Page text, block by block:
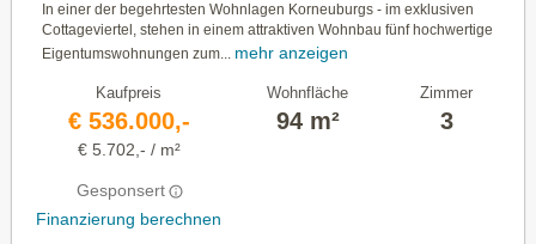
In einer der begehrtesten Wohnlagen Korneuburgs - im exklusiven
Cottageviertel, stehen in einem attraktiven Wohnbau fünf hochwertige
Eigentumswohnungen zum... mehr anzeigen
Kaufpreis
€ 536.000,-
€ 5.702,- / m²
Gesponsert
Finanzierung berechnen
Wohnfläche
94 m²
Zimmer
3